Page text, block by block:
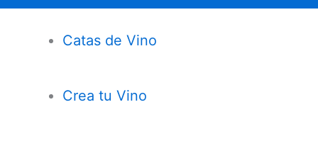
Catas de Vino
Crea tu Vino